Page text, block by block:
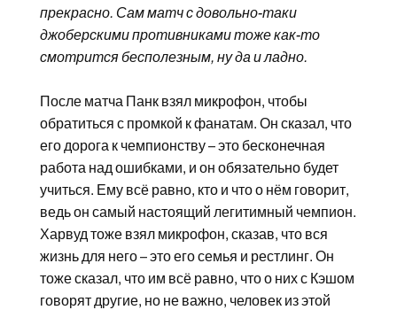
прекрасно. Сам матч с довольно-таки
джоберскими противниками тоже как-то
смотрится бесполезным, ну да и ладно.
После матча Панк взял микрофон, чтобы
обратиться с промкой к фанатам. Он сказал, что
его дорога к чемпионству – это бесконечная
работа над ошибками, и он обязательно будет
учиться. Ему всё равно, кто и что о нём говорит,
ведь он самый настоящий легитимный чемпион.
Харвуд тоже взял микрофон, сказав, что вся
жизнь для него – это его семья и рестлинг. Он
тоже сказал, что им всё равно, что о них с Кэшом
говорят другие, но не важно, человек из этой